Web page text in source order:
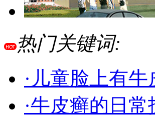
热门关键词:
·儿童脸上有
·牛皮癣的日